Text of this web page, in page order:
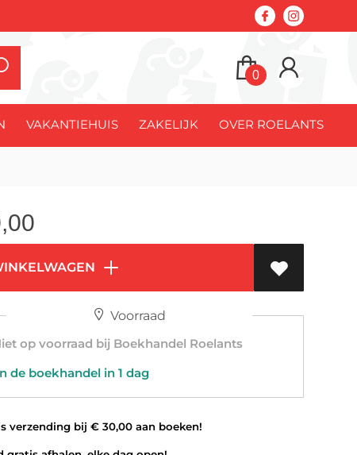
0
VAKANTIEHUIS ZAKELIJK OVER ROELANTS
Voorraad
op voorraad bij Boekhandel Roelants
boekhandel in 1 dag
bij € 30,00 aan boeken!